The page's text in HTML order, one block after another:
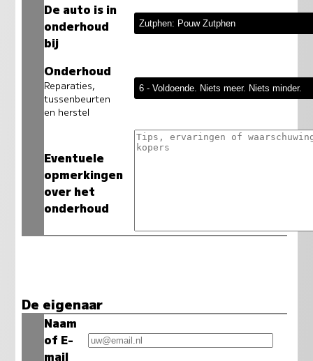
De auto is in
onderhoud
bij
Onderhoud
Reparaties,
tussenbeurten
en herstel
Eventuele
opmerkingen
over het
onderhoud
De eigenaar
Naam
of E-
mail